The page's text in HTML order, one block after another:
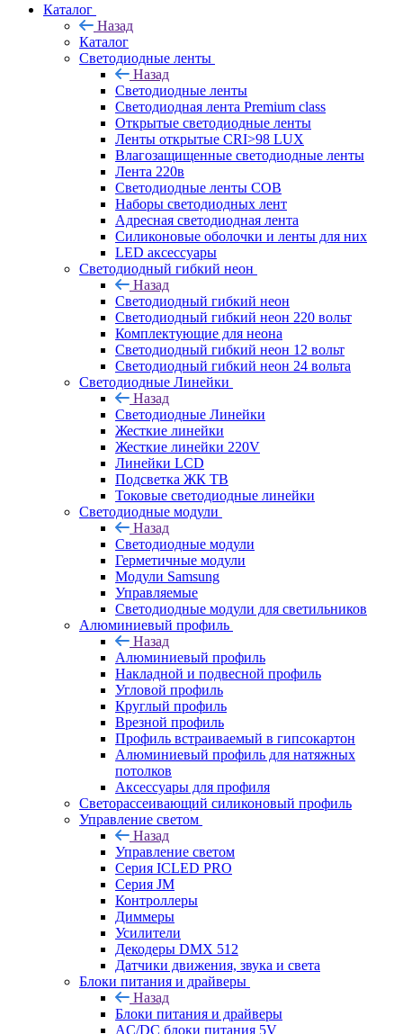
Каталог
Назад
Каталог
Светодиодные ленты
Назад
Светодиодные ленты
Светодиодная лента Premium class
Открытые светодиодные ленты
Ленты открытые CRI>98 LUX
Влагозащищенные светодиодные ленты
Лента 220в
Светодиодные ленты COB
Наборы светодиодных лент
Адресная светодиодная лента
Силиконовые оболочки и ленты для них
LED аксессуары
Светодиодный гибкий неон
Назад
Светодиодный гибкий неон
Светодиодный гибкий неон 220 вольт
Комплектующие для неона
Светодиодный гибкий неон 12 вольт
Светодиодный гибкий неон 24 вольта
Светодиодные Линейки
Назад
Светодиодные Линейки
Жесткие линейки
Жесткие линейки 220V
Линейки LCD
Подсветка ЖК ТВ
Токовые светодиодные линейки
Светодиодные модули
Назад
Светодиодные модули
Герметичные модули
Модули Samsung
Управляемые
Светодиодные модули для светильников
Алюминиевый профиль
Назад
Алюминиевый профиль
Накладной и подвесной профиль
Угловой профиль
Круглый профиль
Врезной профиль
Профиль встраиваемый в гипсокартон
Алюминиевый профиль для натяжных
потолков
Аксессуары для профиля
Светорассеивающий силиконовый профиль
Управление светом
Назад
Управление светом
Серия ICLED PRO
Серия JM
Контроллеры
Диммеры
Усилители
Декодеры DMX 512
Датчики движения, звука и света
Блоки питания и драйверы
Назад
Блоки питания и драйверы
AC/DC блоки питания 5V